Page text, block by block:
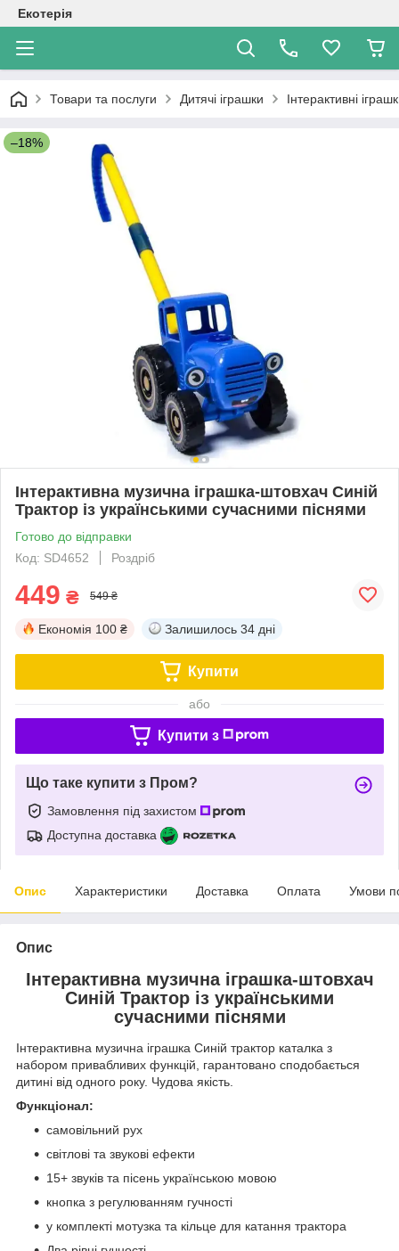
Екотерія
Товари та послуги Дитячі іграшки Інтерактивні
–18%
Інтерактивна музична іграшка-штовхач Синій
Трактор із українськими сучасними піснями
Готово до відправки
Код: SD4652
Роздріб
449 ₴ 549 ₴
Економія 100 ₴ Залишилось 34 дні
Купити
або
Купити з
Що таке купити з Пром?
Замовлення під захистом
Доступна доставка
Опис Характеристики Доставка Оплата Умови
Опис
Інтерактивна музична іграшка-штовхач
Синій Трактор із українськими
сучасними піснями
Інтерактивна музична іграшка Синій трактор каталка з
набором привабливих функцій, гарантовано сподобається
дитині від одного року. Чудова якість.
Функціонал:
самовільний рух
світлові та звукові ефекти
15+ звуків та пісень українською мовою
кнопка з регулюванням гучності
у комплекті мотузка та кільце для катання трактора